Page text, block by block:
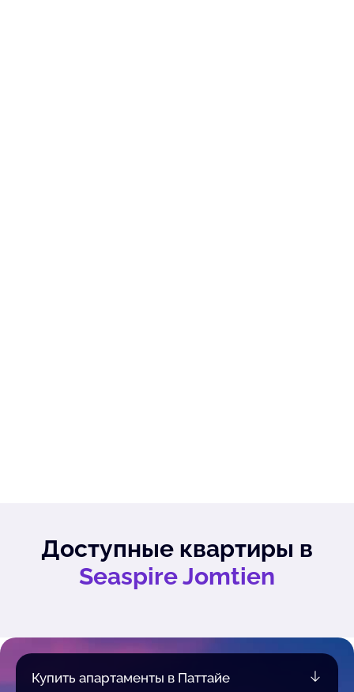
Доступные квартиры в
Seaspire Jomtien
Купить апартаменты в Паттайе